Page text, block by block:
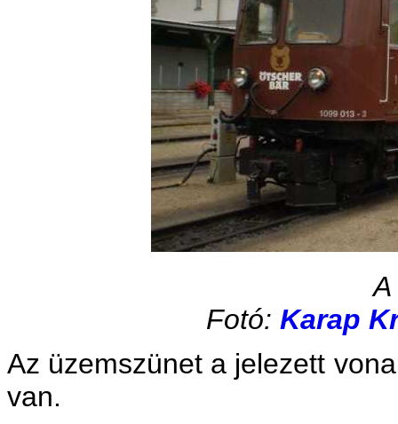
A
Fotó: Karap
Az üzemszünet a jelezett
van.